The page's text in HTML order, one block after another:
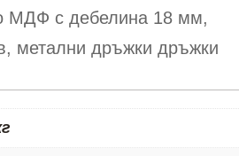
МДФ с дебелина 18 мм,
метални дръжки дръжки